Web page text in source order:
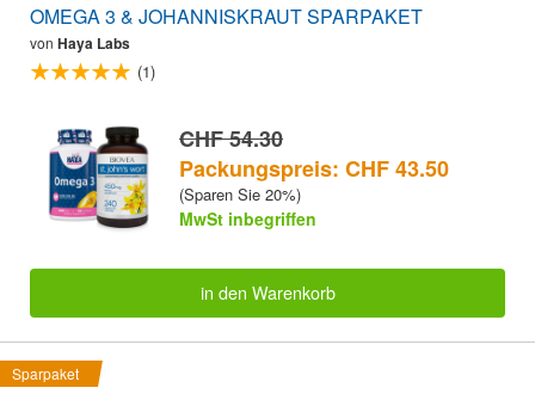
OMEGA 3 & JOHANNISKRAUT SPARPAKET
von Haya Labs
(1)
CHF 54.30
Packungspreis: CHF 43.50
(Sparen Sie 20%)
MwSt inbegriffen
in den Warenkorb
Sparpaket